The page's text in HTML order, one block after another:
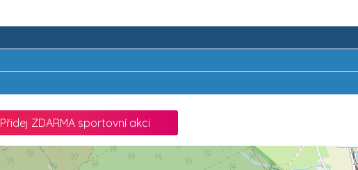
Přidej ZDARMA sportovní akci